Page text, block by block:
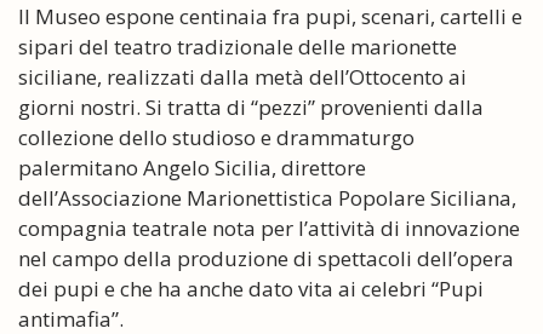
Il Museo espone centinaia fra pupi, scenari, cartelli e
sipari del teatro tradizionale delle marionette
siciliane, realizzati dalla metà dell’Ottocento ai
giorni nostri. Si tratta di “pezzi” provenienti dalla
collezione dello studioso e drammaturgo
palermitano Angelo Sicilia, direttore
dell’Associazione Marionettistica Popolare Siciliana,
compagnia teatrale nota per l’attività di innovazione
nel campo della produzione di spettacoli dell’opera
dei pupi e che ha anche dato vita ai celebri “Pupi
antimafia”.